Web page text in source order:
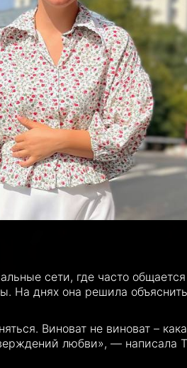
сети, где часто
На днях она решила
Виноват не виноват –
любви», — написала